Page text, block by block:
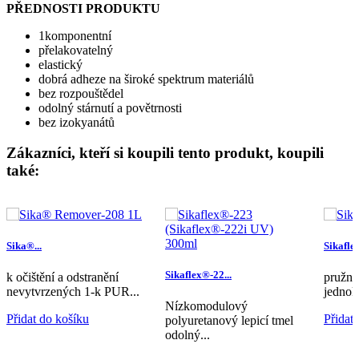
PŘEDNOSTI PRODUKTU
1komponentní
přelakovatelný
elastický
dobrá adheze na široké spektrum materiálů
bez rozpouštědel
odolný stárnutí a povětrnosti
bez izokyanátů
Zákazníci, kteří si koupili tento produkt, koupili
také:
Sika®...
k očištění a odstranění
nevytvrzených 1-k PUR...
Přidat do košíku
Sikaflex®-22...
Nízkomodulový
polyuretanový lepicí tmel
odolný...
Přidat